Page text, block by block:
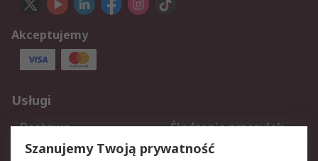
Akceptujemy
Usługi
Dostawa
Śledzenie przesyłek
Reklamacje i zwroty
Rejestracja
Szanujemy Twoją prywatność